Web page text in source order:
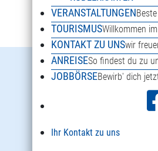
VERANSTALTUNGEN
TOURISMUSWillkommen
KONTAKT ZU UNSwir
ANREISESo findest du zu
JOBBÖRSEBewirb' dich
Ihr Kontakt zu uns
Danöfen 125a
6754 Klösterle am
+43 5582 2920